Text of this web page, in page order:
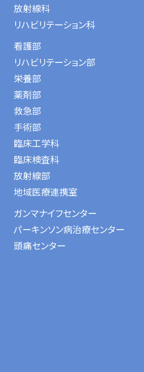
放射線科
リハビリテーション科
看護部
リハビリテーション部
栄養部
薬剤部
救急部
手術部
臨床工学科
臨床検査科
放射線部
地域医療連携室
ガンマナイフセンター
パーキンソン病治療センター
頭痛センター